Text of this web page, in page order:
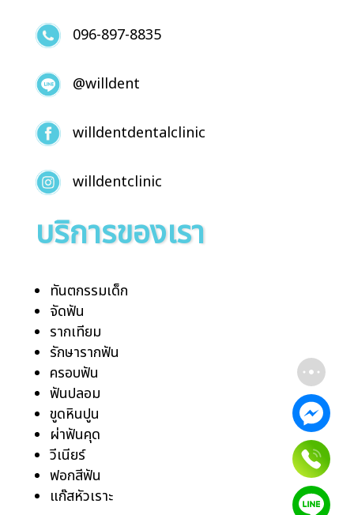
096-897-8835
@willdent
willdentdentalclinic
willdentclinic
บริการของเรา
ทันตกรรมเด็ก
จัดฟัน
รากเทียม
รักษารากฟัน
ครอบฟัน
ฟันปลอม
ขูดหินปูน
ผ่าฟันคุด
วีเนียร์
ฟอกสีฟัน
แก๊สหัวเราะ